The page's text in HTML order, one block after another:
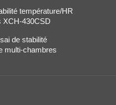
température/HR
XCH-430CSD
de stabilité
multi-chambres